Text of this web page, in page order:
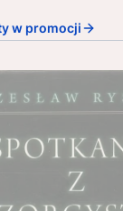
w promocji